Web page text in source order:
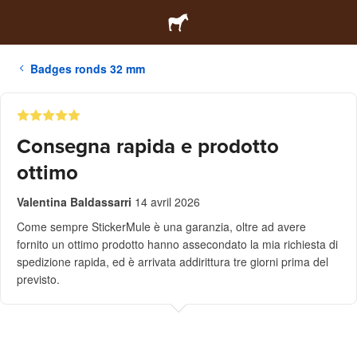
Badges ronds 32 mm
Consegna rapida e prodotto
ottimo
Valentina Baldassarri 14 avril 2026
Come sempre StickerMule è una garanzia, oltre ad avere
fornito un ottimo prodotto hanno assecondato la mia richiesta di
spedizione rapida, ed è arrivata addirittura tre giorni prima del
previsto.